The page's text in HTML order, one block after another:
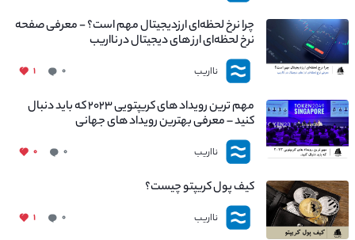
چرا نرخ لحظه‌ای ارزدیجیتال مهم است؟ - معرفی صفحه
نرخ لحظه‌ای ارز های دیجیتال در نااریب
نااریب ۰ ۱
مهم ترین رویداد های کریپتویی ۲۰۲۳ که باید دنبال
کنید – معرفی بهترین رویداد های جهانی
نااریب ۰ ۰
کیف پول کریپتو چیست؟
نااریب ۰ ۱